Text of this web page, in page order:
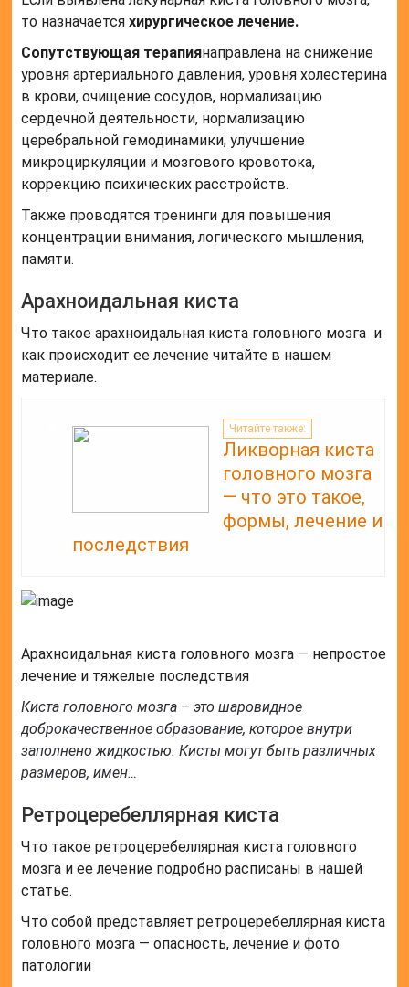
то назначаетсяхирургическое лечение.
Сопутствующая терапиянаправлена на снижение
уровня артериального давления, уровня холестерина
в крови, очищение сосудов, нормализацию
сердечной деятельности, нормализацию
церебральной гемодинамики, улучшение
микроциркуляции и мозгового кровотока,
коррекцию психических расстройств.
Также проводятся тренинги для повышения
концентрации внимания, логического мышления,
памяти.
Арахноидальная киста
Что такое арахноидальная киста головного мозга и
как происходит ее лечение читайте в нашем
материале.
Читайте также:
Ликворная киста
головного мозга
— что это такое,
формы, лечение и
последствия
Арахноидальная киста головного мозга — непростое
лечение и тяжелые последствия
Киста головного мозга – это шаровидное
доброкачественное образование, которое внутри
заполнено жидкостью. Кисты могут быть различных
размеров, имен…
Ретроцеребеллярная киста
Что такое ретроцеребеллярная киста головного
мозга и ее лечение подробно расписаны в нашей
статье.
Что собой представляет ретроцеребеллярная киста
головного мозга — опасность, лечение и фото
патологии